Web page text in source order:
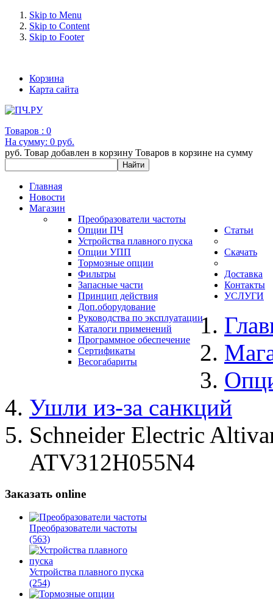
Skip to Menu
Skip to Content
Skip to Footer
Корзина
Карта сайта
Товаров : 0
На сумму: 0 руб.
руб. Товар добавлен в корзину Товаров в корзине на сумму
Главная
Новости
Магазин
Преобразователи частоты
Опции ПЧ
Устройства плавного пуска
Опции УПП
Тормозные опции
Фильтры
Запасные части
Статьи
Принцип действия
Доп.оборудование
Скачать
Руководства по эксплуатации
Каталоги применений
Программное обеспечение
Сертификаты
Весогабариты
Доставка
Контакты
УСЛУГИ
Ушли из-за санкций
Schneider Electric
ATV312H055N4
Заказать online
Преобразователи частоты
(563)
Устройства плавного пуска
(254)